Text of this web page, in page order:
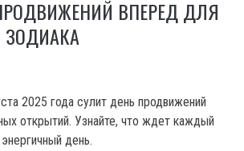
ВПЕРЕД ДЛЯ
ЗОДИАКА
2025 года сулит день продвижений
открытий. Узнайте, что ждет каждый
день.